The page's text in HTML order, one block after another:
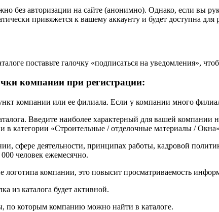
без авторизации на сайте (анонимно). Однако, если вы
привяжется к вашему аккаунту и будет доступна
поставьте галочку «подписаться на уведомления»,
компании при регистрации:
компании или ее филиала. Если у компании много
Введите наиболее характерный для вашей
в категории «Строительные / отделочные материалы /
сфере деятельности, принципах работы, кадровой
человек ежемесячно.
логотипа компании, это повысит просматриваемость
из каталога будет активной.
по которым компанию можно найти в каталоге.